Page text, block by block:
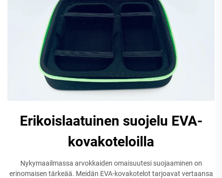
Erikoislaatuinen suojelu EVA-
kovakoteloilla
Nykymaailmassa arvokkaiden omaisuutesi suojaaminen on
erinomaisen tärkeää. Meidän EVA-kovakotelot tarjoavat vertaansa